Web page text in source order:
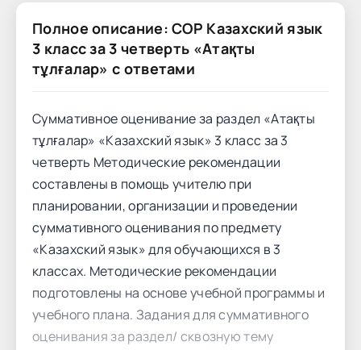
Полное описание: СОР Казахский язык
3 класс за 3 четверть «Атақты
тұлғалар» с ответами
Суммативное оценивание за раздел «Атақты
тұлғалар» «Казахский язык» 3 класс за 3
четверть Методические рекомендации
составлены в помощь учителю при
планировании, организации и проведении
суммативного оценивания по предмету
«Казахский язык» для обучающихся в 3
классах. Методические рекомендации
подготовлены на основе учебной программы и
учебного плана. Задания для суммативного
оценивания за раздел/ сквозную тему